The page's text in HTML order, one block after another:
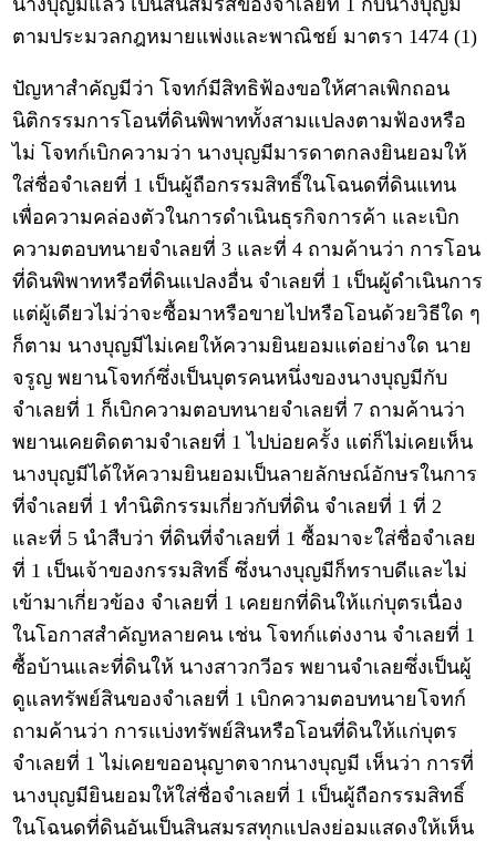
นางบุญมีแล้ว เป็นสินสมรสของจำเลยที่ 1 กับนางบุญมี
ตามประมวลกฎหมายแพ่งและพาณิชย์ มาตรา 1474 (1)
ปัญหาสำคัญมีว่า โจทก์มีสิทธิฟ้องขอให้ศาลเพิกถอน
นิติกรรมการโอนที่ดินพิพาททั้งสามแปลงตามฟ้องหรือ
ไม่ โจทก์เบิกความว่า นางบุญมีมารดาตกลงยินยอมให้
ใส่ชื่อจำเลยที่ 1 เป็นผู้ถือกรรมสิทธิ์ในโฉนดที่ดินแทน
เพื่อความคล่องตัวในการดำเนินธุรกิจการค้า และเบิก
ความตอบทนายจำเลยที่ 3 และที่ 4 ถามค้านว่า การโอน
ที่ดินพิพาทหรือที่ดินแปลงอื่น จำเลยที่ 1 เป็นผู้ดำเนินการ
แต่ผู้เดียวไม่ว่าจะซื้อมาหรือขายไปหรือโอนด้วยวิธีใด ๆ
ก็ตาม นางบุญมีไม่เคยให้ความยินยอมแต่อย่างใด นาย
จรูญ พยานโจทก์ซึ่งเป็นบุตรคนหนึ่งของนางบุญมีกับ
จำเลยที่ 1 ก็เบิกความตอบทนายจำเลยที่ 7 ถามค้านว่า
พยานเคยติดตามจำเลยที่ 1 ไปบ่อยครั้ง แต่ก็ไม่เคยเห็น
นางบุญมีได้ให้ความยินยอมเป็นลายลักษณ์อักษรในการ
ที่จำเลยที่ 1 ทำนิติกรรมเกี่ยวกับที่ดิน จำเลยที่ 1 ที่ 2
และที่ 5 นำสืบว่า ที่ดินที่จำเลยที่ 1 ซื้อมาจะใส่ชื่อจำเลย
ที่ 1 เป็นเจ้าของกรรมสิทธิ์ ซึ่งนางบุญมีก็ทราบดีและไม่
เข้ามาเกี่ยวข้อง จำเลยที่ 1 เคยยกที่ดินให้แก่บุตรเนื่อง
ในโอกาสสำคัญหลายคน เช่น โจทก์แต่งงาน จำเลยที่ 1
ซื้อบ้านและที่ดินให้ นางสาวกวีอร พยานจำเลยซึ่งเป็นผู้
ดูแลทรัพย์สินของจำเลยที่ 1 เบิกความตอบทนายโจทก์
ถามค้านว่า การแบ่งทรัพย์สินหรือโอนที่ดินให้แก่บุตร
จำเลยที่ 1 ไม่เคยขออนุญาตจากนางบุญมี เห็นว่า การที่
นางบุญมียินยอมให้ใส่ชื่อจำเลยที่ 1 เป็นผู้ถือกรรมสิทธิ์
ในโฉนดที่ดินอันเป็นสินสมรสทุกแปลงย่อมแสดงให้เห็น